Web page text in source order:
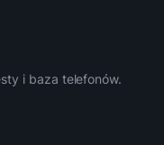
i baza telefonów.